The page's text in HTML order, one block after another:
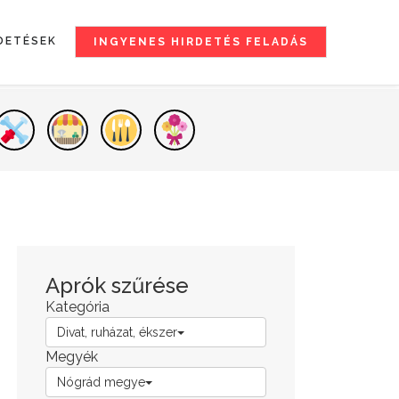
INGYENES HIRDETÉS FELADÁS
Aprók szűrése
Kategória
Divat, ruházat, ékszer
Megyék
Nógrád megye